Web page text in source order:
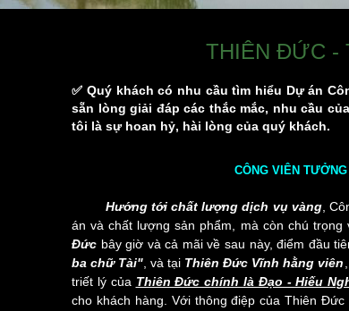
THIÊN ĐỨC -
✅ Quý khách có nhu cầu tìm hiểu Dự án
sẵn lòng giải đáp các thắc mắc, nhu cầu
tôi là sự hoan hỷ, hài lòng của quý khách.
CÔNG VIÊN
Hướng tới chất lượng dịch vụ vàng,
án và chất lượng sản phẩm, mà còn chú
Đức bây giờ và cả mãi về sau này, điểm đầu
ba chữ Tài" , và tại Thiên Đức Vĩnh hằng viên
triết lý của Thiên Đức chính là Đạo - Hiếu
cho khách hàng. Với thông điệp của Thiên